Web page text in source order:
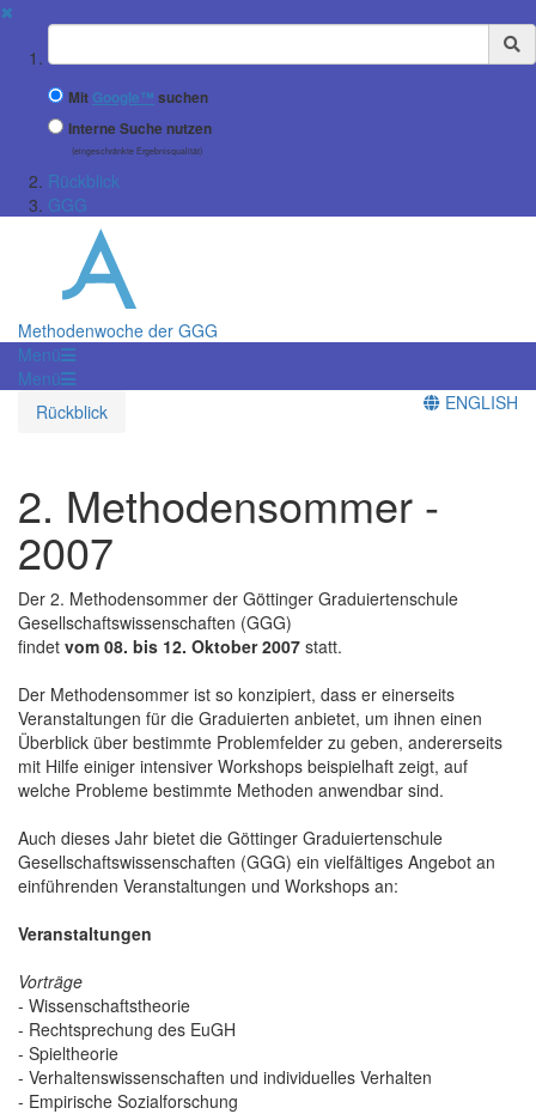
✖
Suchbegriff
Mit Google™ suchen
Interne Suche nutzen
(eingeschränkte Ergebnisqualität)
Rückblick
GGG
Methodenwoche der GGG
Menü
Menü
Rückblick
ENGLISH
2. Methodensommer -
2007
Der 2. Methodensommer der Göttinger Graduiertenschule
Gesellschaftswissenschaften (GGG)
findet vom 08. bis 12. Oktober 2007 statt.
Der Methodensommer ist so konzipiert, dass er einerseits
Veranstaltungen für die Graduierten anbietet, um ihnen einen
Überblick über bestimmte Problemfelder zu geben, andererseits
mit Hilfe einiger intensiver Workshops beispielhaft zeigt, auf
welche Probleme bestimmte Methoden anwendbar sind.
Auch dieses Jahr bietet die Göttinger Graduiertenschule
Gesellschaftswissenschaften (GGG) ein vielfältiges Angebot an
einführenden Veranstaltungen und Workshops an:
Veranstaltungen
Vorträge
- Wissenschaftstheorie
- Rechtsprechung des EuGH
- Spieltheorie
- Verhaltenswissenschaften und individuelles Verhalten
- Empirische Sozialforschung